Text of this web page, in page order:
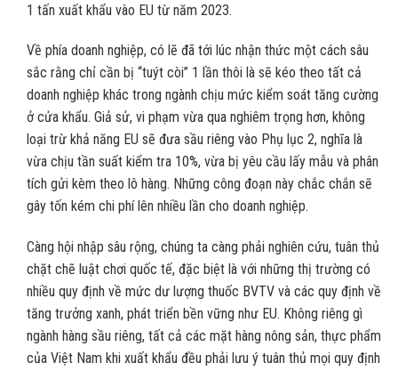
1 tấn xuất khẩu vào EU từ năm 2023.
Về phía doanh nghiệp, có lẽ đã tới lúc nhận thức một cách sâu
sắc rằng chỉ cần bị “tuýt còi” 1 lần thôi là sẽ kéo theo tất cả
doanh nghiệp khác trong ngành chịu mức kiểm soát tăng cường
ở cửa khẩu. Giả sử, vi phạm vừa qua nghiêm trọng hơn, không
loại trừ khả năng EU sẽ đưa sầu riêng vào Phụ lục 2, nghĩa là
vừa chịu tần suất kiểm tra 10%, vừa bị yêu cầu lấy mẫu và phân
tích gửi kèm theo lô hàng. Những công đoạn này chắc chắn sẽ
gây tốn kém chi phí lên nhiều lần cho doanh nghiệp.
Càng hội nhập sâu rộng, chúng ta càng phải nghiên cứu, tuân thủ
chặt chẽ luật chơi quốc tế, đặc biệt là với những thị trường có
nhiều quy định về mức dư lượng thuốc BVTV và các quy định về
tăng trưởng xanh, phát triển bền vững như EU. Không riêng gì
ngành hàng sầu riêng, tất cả các mặt hàng nông sản, thực phẩm
của Việt Nam khi xuất khẩu đều phải lưu ý tuân thủ mọi quy định